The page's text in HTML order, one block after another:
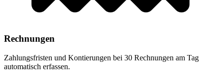
Rechnungen
Zahlungsfristen und Kontierungen bei 30 Rechnungen am Tag
automatisch erfassen.